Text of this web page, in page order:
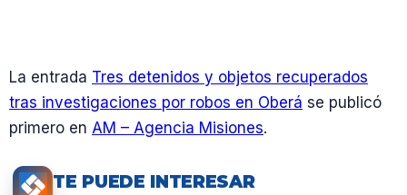
La entrada Tres detenidos y objetos recuperados
tras investigaciones por robos en Oberá se publicó
primero en AM – Agencia Misiones.
TE PUEDE INTERESAR